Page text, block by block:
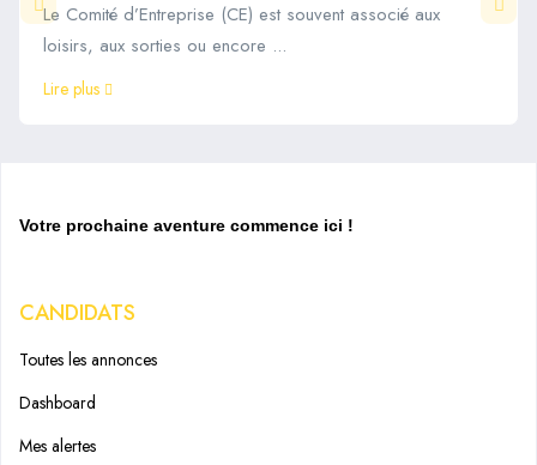
Le Comité d’Entreprise (CE) est souvent associé aux
loisirs, aux sorties ou encore ...
Lire plus
Votre prochaine aventure commence ici !
CANDIDATS
Toutes les annonces
Dashboard
Mes alertes